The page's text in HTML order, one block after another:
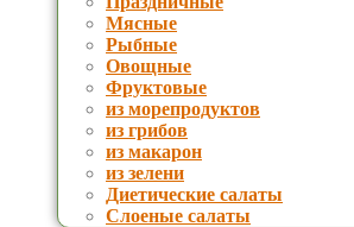
Мясные
Рыбные
Овощные
Фруктовые
из морепродуктов
из грибов
из макарон
из зелени
Диетические салаты
Слоеные салаты